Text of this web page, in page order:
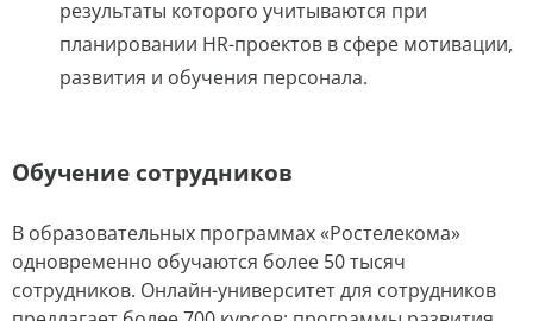
результаты которого учитываются при
планировании HR-проектов в сфере мотивации,
развития и обучения персонала.
Обучение сотрудников
В образовательных программах «Ростелекома»
одновременно обучаются более 50 тысяч
сотрудников. Онлайн-университет для сотрудников